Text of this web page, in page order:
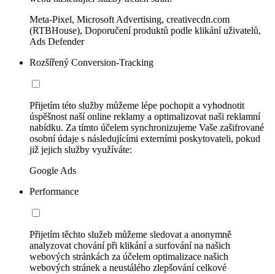
Meta-Pixel, Microsoft Advertising, creativecdn.com
(RTBHouse), Doporučení produktů podle klikání uživatelů,
Ads Defender
Rozšířený Conversion-Tracking
Přijetím této služby můžeme lépe pochopit a vyhodnotit
úspěšnost naší online reklamy a optimalizovat naši reklamní
nabídku. Za tímto účelem synchronizujeme Vaše zašifrované
osobní údaje s následujícími externími poskytovateli, pokud
již jejich služby využíváte:
Google Ads
Performance
Přijetím těchto služeb můžeme sledovat a anonymně
analyzovat chování při klikání a surfování na našich
webových stránkách za účelem optimalizace našich
webových stránek a neustálého zlepšování celkové